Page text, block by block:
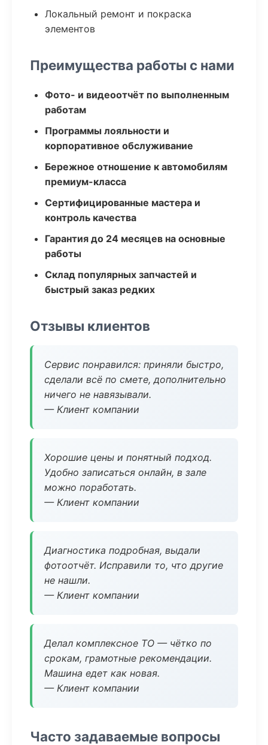
Локальный ремонт и покраска
элементов
Преимущества работы с нами
Фото- и видеоотчёт по выполненным
работам
Программы лояльности и
корпоративное обслуживание
Бережное отношение к автомобилям
премиум-класса
Сертифицированные мастера и
контроль качества
Гарантия до 24 месяцев на основные
работы
Склад популярных запчастей и
быстрый заказ редких
Отзывы клиентов
Сервис понравился: приняли быстро,
сделали всё по смете, дополнительно
ничего не навязывали.
— Клиент компании
Хорошие цены и понятный подход.
Удобно записаться онлайн, в зале
можно поработать.
— Клиент компании
Диагностика подробная, выдали
фотоотчёт. Исправили то, что другие
не нашли.
— Клиент компании
Делал комплексное ТО — чётко по
срокам, грамотные рекомендации.
Машина едет как новая.
— Клиент компании
Часто задаваемые вопросы